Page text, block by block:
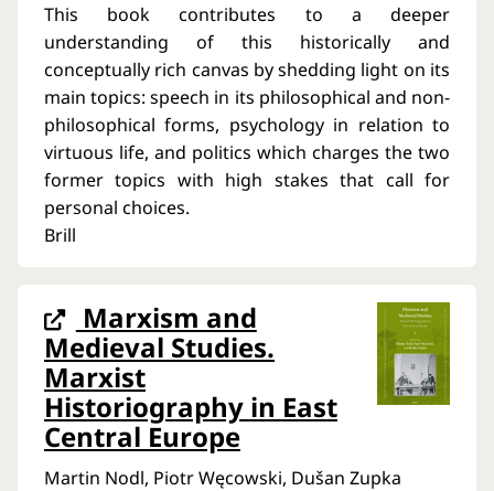
This book contributes to a deeper
understanding of this historically and
conceptually rich canvas by shedding light on its
main topics: speech in its philosophical and non-
philosophical forms, psychology in relation to
virtuous life, and politics which charges the two
former topics with high stakes that call for
personal choices.
Brill
Marxism and
Medieval Studies.
Marxist
Historiography in East
Central Europe
Martin Nodl, Piotr Węcowski, Dušan Zupka